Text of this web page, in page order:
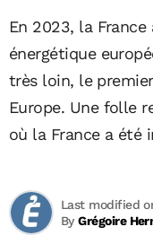
En 2023, la
énergétique
très loin, le
Europe. Une folle
où la France a été
ByGrégoire
Last modified